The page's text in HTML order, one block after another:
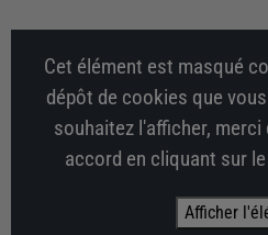
Cet élément est masqué
dépôt de cookies que
souhaitez l'afficher,
accord en cliquant sur
Afficher